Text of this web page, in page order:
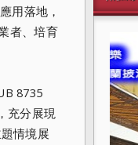
用落地，
者、培育
8735
充分展現
情境展